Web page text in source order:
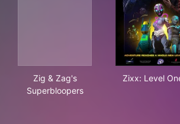
Zig & Zag's
Superbloopers
Zixx: Level